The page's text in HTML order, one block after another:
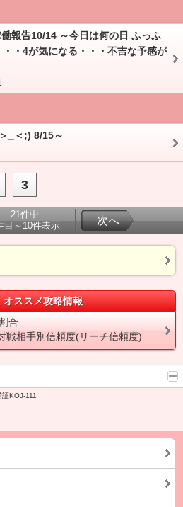
報告10/14 ～今日は何の日 ふっふ
・4が気になる・・・不吉な予感が
_＜;) 8/15～
3
21件中
目～10件表示
次へ
オススメ攻略情報
合
戦相手別信頼度(リーチ信頼度)
KOJ-111